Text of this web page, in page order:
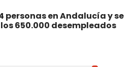
personas en Andalucía y se
650.000 desempleados